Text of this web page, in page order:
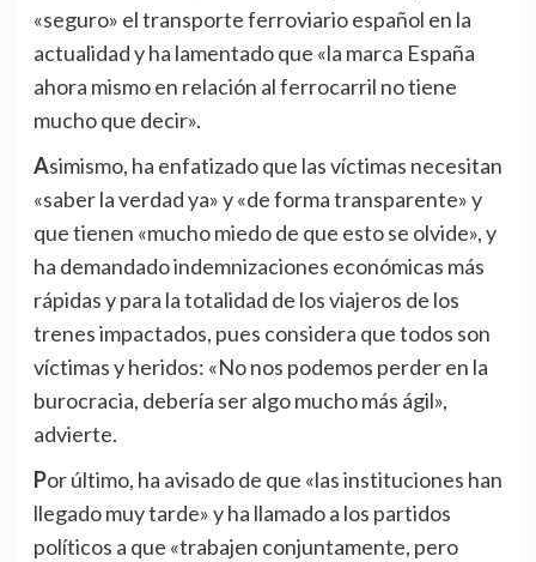
«seguro» el transporte ferroviario español en la
actualidad y ha lamentado que «la marca España
ahora mismo en relación al ferrocarril no tiene
mucho que decir».
Asimismo, ha enfatizado que las víctimas necesitan
«saber la verdad ya» y «de forma transparente» y
que tienen «mucho miedo de que esto se olvide», y
ha demandado indemnizaciones económicas más
rápidas y para la totalidad de los viajeros de los
trenes impactados, pues considera que todos son
víctimas y heridos: «No nos podemos perder en la
burocracia, debería ser algo mucho más ágil»,
advierte.
Por último, ha avisado de que «las instituciones han
llegado muy tarde» y ha llamado a los partidos
políticos a que «trabajen conjuntamente, pero